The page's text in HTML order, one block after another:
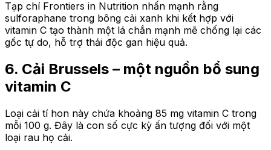
Tạp chí Frontiers in Nutrition nhấn mạnh rằng
sulforaphane trong bông cải xanh khi kết hợp với
vitamin C tạo thành một lá chắn mạnh mẽ chống lại các
gốc tự do, hỗ trợ thải độc gan hiệu quả.
6. Cải Brussels – một nguồn bổ sung
vitamin C
Loại cải tí hon này chứa khoảng 85 mg vitamin C trong
mỗi 100 g. Đây là con số cực kỳ ấn tượng đối với một
loại rau họ cải.